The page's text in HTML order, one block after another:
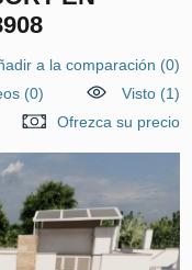
a la comparación (0)
(0)
Visto (1)
Ofrezca su precio